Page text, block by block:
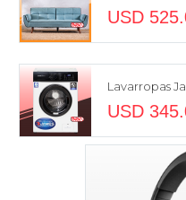
USD
Lavarropas
USD